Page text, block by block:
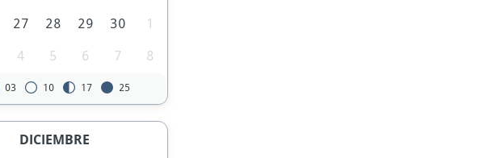
27 28 29 30 1
4 5 6 7 8
03 10 17 25
DICIEMBRE